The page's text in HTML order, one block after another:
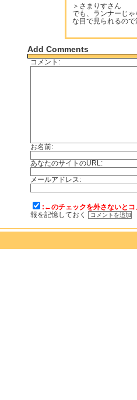
＞さまりすさん
でも、ランナーじ
な目で見られるの
Add Comments
コメント:
お名前:
あなたのサイトのURL:
メールアドレス:
:←のチェックを外さないと
報を記憶しておく